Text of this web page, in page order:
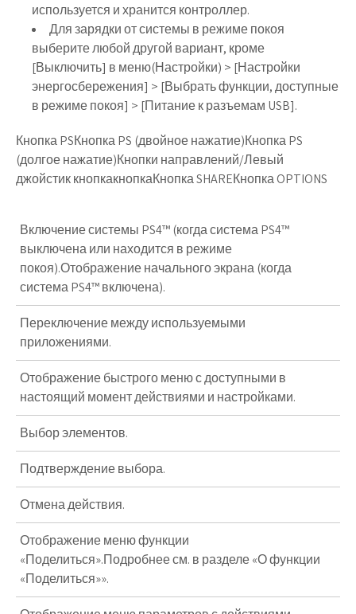
используется и хранится контроллер.
Для зарядки от системы в режиме покоя
выберите любой другой вариант, кроме
[Выключить] в меню(Настройки) > [Настройки
энергосбережения] > [Выбрать функции, доступные
в режиме покоя] > [Питание к разъемам USB].
Кнопка PSКнопка PS (двойное нажатие)Кнопка PS
(долгое нажатие)Кнопки направлений/Левый
джойстик кнопкакнопкаКнопка SHAREКнопка OPTIONS
Включение системы PS4™ (когда система PS4™
выключена или находится в режиме
покоя).Отображение начального экрана (когда
система PS4™ включена).
Переключение между используемыми
приложениями.
Отображение быстрого меню с доступными в
настоящий момент действиями и настройками.
Выбор элементов.
Подтверждение выбора.
Отмена действия.
Отображение меню функции
«Поделиться».Подробнее см. в разделе «О функции
«Поделиться»».